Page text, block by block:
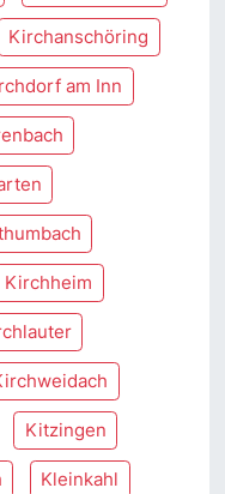
Kirchanschöring
am Inn
Kirchheim
Kitzingen
Kleinkahl